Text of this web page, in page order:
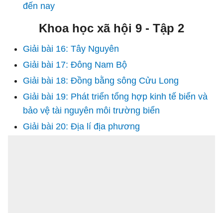
đến nay
Khoa học xã hội 9 - Tập 2
Giải bài 16: Tây Nguyên
Giải bài 17: Đông Nam Bộ
Giải bài 18: Đồng bằng sông Cửu Long
Giải bài 19: Phát triển tổng hợp kinh tế biển và
bảo vệ tài nguyên môi trường biển
Giải bài 20: Địa lí địa phương